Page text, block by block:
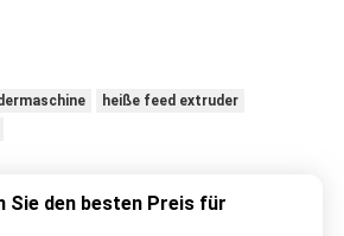
heiße feed extruder
Sie den besten Preis für